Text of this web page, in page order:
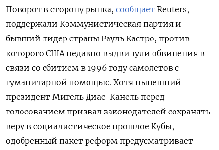
Поворот в сторону рынка, сообщает Reuters,
поддержали Коммунистическая партия и
бывший лидер страны Рауль Кастро, против
которого США недавно выдвинули обвинения в
связи со сбитием в 1996 году самолетов с
гуманитарной помощью. Хотя нынешний
президент Мигель Диас-Канель перед
голосованием призвал законодателей сохранять
веру в социалистическое прошлое Кубы,
одобренный пакет реформ предусматривает